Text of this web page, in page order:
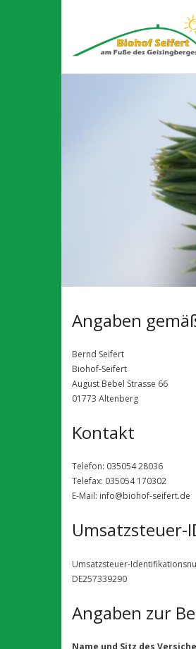
Angaben
Bernd Seifert
Biohof-Seifert
August Bebel Strasse 66
01773 Altenberg
Kontakt
Telefon: 035054 28036
Telefax: 035054 170302
E-Mail: info@biohof-seifert.de
Umsatzsteuer-
Umsatzsteuer-
DE257339290
Angaben zur
Name und Sitz des